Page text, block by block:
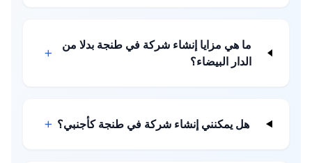
ما هي مزايا إنشاء شركة في طنجة بدلا من
الدار البيضاء؟
هل يمكنني إنشاء شركة في طنجة كأجنبي؟